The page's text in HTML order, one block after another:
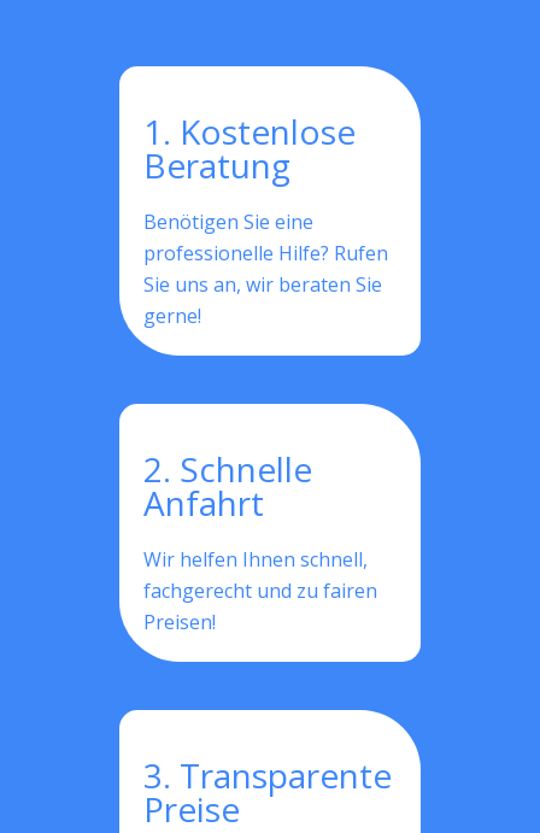
1. Kostenlose
Beratung
Benötigen Sie eine
professionelle Hilfe? Rufen
Sie uns an, wir beraten Sie
gerne!
2. Schnelle
Anfahrt
Wir helfen Ihnen schnell,
fachgerecht und zu fairen
Preisen!
3. Transparente
Preise